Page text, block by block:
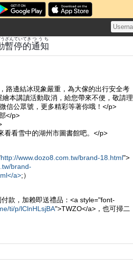
暫
ざん
停
てい
的
てき
通知
つうち
路邊結冰現象嚴重，為大傢的出行安全考
本講讀活動取消，給您帶來不便，敬請理
信公眾號，更多精彩等著你哦！</p>
</p>
看看雪中的湖州市圖書館吧。</p>
http://www.dozo8.com.tw/brand-18.html">
brand-
a>;）
款，加赖即送禮品：<a style="font-
ti/p/lClnHLsjBA">TWZO</a>，也可掃二